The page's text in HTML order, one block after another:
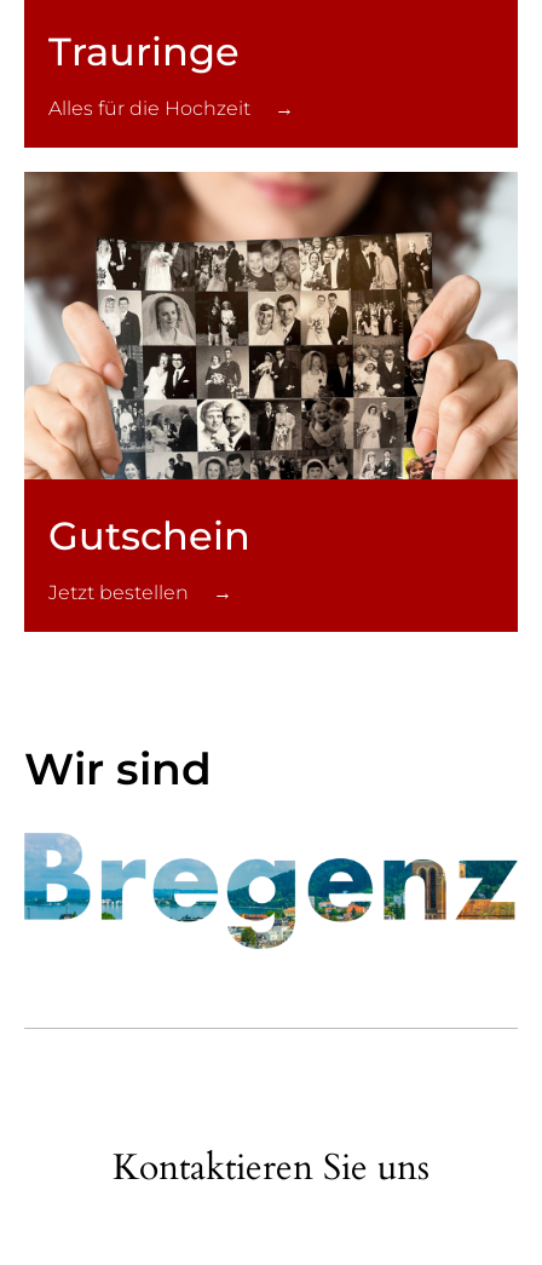
Trauringe
Alles für die Hochzeit →
Gutschein
Jetzt bestellen →
Wir sind
Kontaktieren Sie uns